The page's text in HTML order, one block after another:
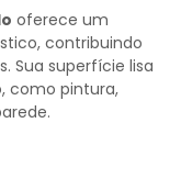
oferece um
contribuindo
Sua superfície lisa
como pintura,